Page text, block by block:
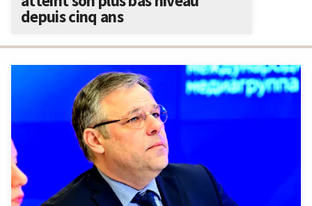
depuis cinq ans